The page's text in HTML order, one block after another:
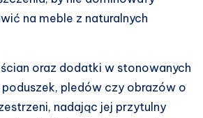
na meble z naturalnych
oraz dodatki w stonowanych
pledów czy obrazów o
nadając jej przytulny